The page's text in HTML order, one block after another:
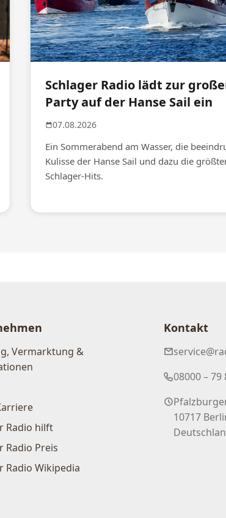
Schlager Radio lädt zur
Party auf der Hanse Sail ein
07.08.2026
Ein Sommerabend am Wasser, die
Kulisse der Hanse Sail und dazu die
Schlager-Hits.
Vermarktung &
Radio hilft
Radio Preis
Radio Wikipedia
Kontakt
08000 – 79
10717